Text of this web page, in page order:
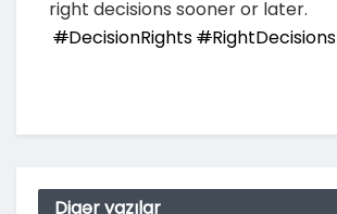
right decisions sooner or later.
#DecisionRights#RightDecisions
Digər yazılar